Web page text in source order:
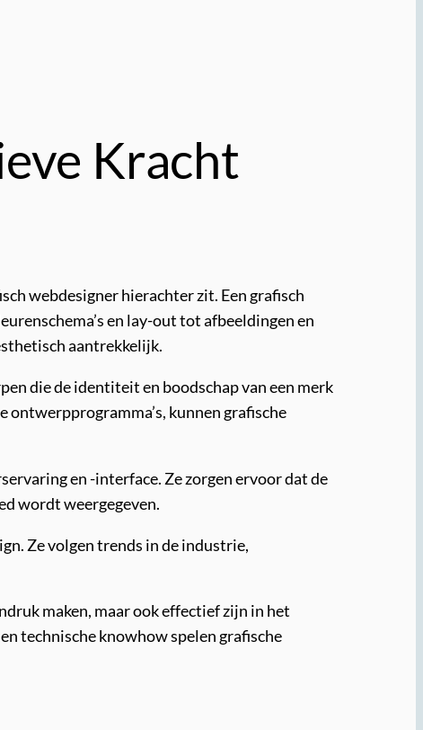
Kracht
webdesigner hierachter zit. Een grafisch
en lay-out tot afbeeldingen en
aantrekkelijk.
die de identiteit en boodschap van een merk
kunnen grafische
en -interface. Ze zorgen ervoor dat de
wordt weergegeven.
Ze volgen trends in de industrie,
maken, maar ook effectief zijn in het
technische knowhow spelen grafische